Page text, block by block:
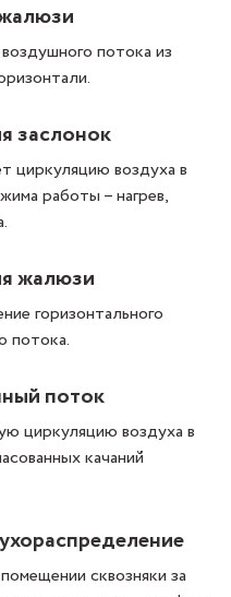
потока из
заслонок
циркуляцию воздуха в
работы – нагрев,
жалюзи
горизонтального
потока.
поток
циркуляцию воздуха в
качаний
сквозняки за